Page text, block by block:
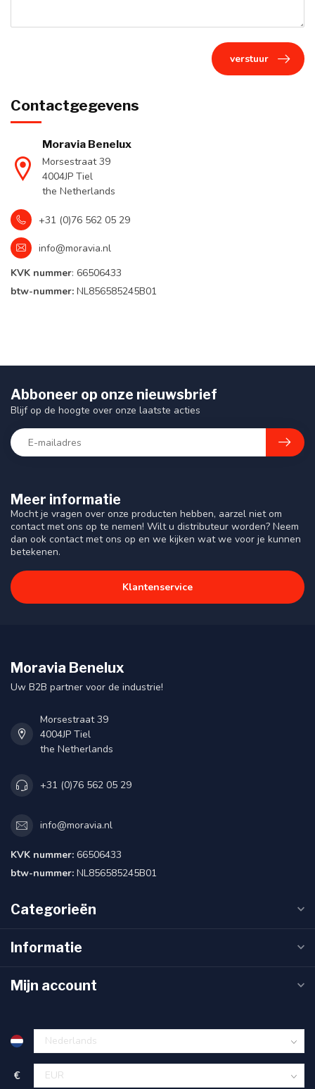
verstuur
Contactgegevens
+31 (0)76 562 05 29
info@moravia.nl
KVK nummer: 66506433
btw-nummer: NL856585245B01
Moravia Benelux
Morsestraat 39
4004JP Tiel
the Netherlands
Meer informatie
Mocht je vragen over onze producten hebben, aarzel niet om
contact met ons op te nemen! Wilt u distributeur worden? Neem
dan ook contact met ons op en we kijken wat we voor je kunnen
betekenen.
Klantenservice
Abboneer op onze nieuwsbrief
Blijf op de hoogte over onze laatste acties
Moravia Benelux
Uw B2B partner voor de industrie!
Morsestraat 39
4004JP Tiel
the Netherlands
+31 (0)76 562 05 29
info@moravia.nl
KVK nummer: 66506433
btw-nummer: NL856585245B01
Categorieën
Informatie
Mijn account
€